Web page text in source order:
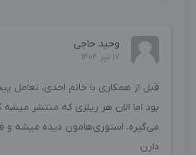
وحید حاجی
17 تیر 1404
قبل از همکاری‌ با خانم احدی، تعامل
بود اما الان هر ریلزی که منتشر
می‌گیره. استوری‌هامون دیده میشه و
دارن